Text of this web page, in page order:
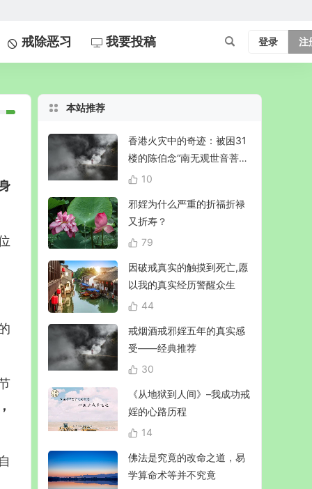
戒除恶习 我要投稿 登录 注
本站推荐
香港火灾中的奇迹：被困31
楼的陈伯念“南无观世音菩
萨”20小时奇迹生还！
10
邪婬为什么严重的折福折禄
又折寿？
79
因破戒真实的触摸到死亡,愿
以我的真实经历警醒众生
44
戒烟酒戒邪婬五年的真实感
受——经典推荐
30
《从地狱到人间》–我成功戒
婬的心路历程
14
佛法是究竟的改命之道，易
学算命术等并不究竟